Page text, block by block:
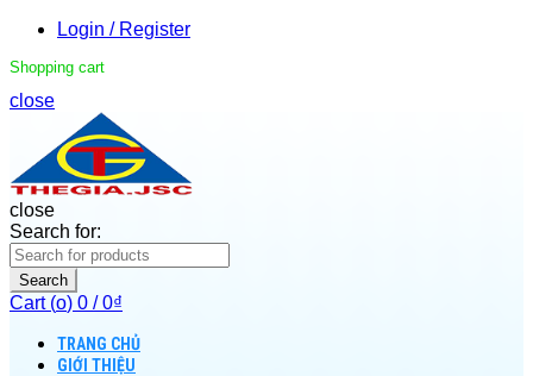
Login / Register
Shopping cart
close
close
Search for:
Search
Cart (o) 0 / 0₫
TRANG CHỦ
GIỚI THIỆU